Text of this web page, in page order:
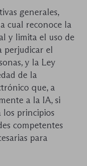
generales,
cual reconoce la
y limita el uso de
perjudicar el
y la Ley
de la
que, a
a la IA, si
los principios
competentes
para